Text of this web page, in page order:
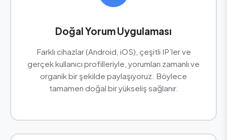
Doğal Yorum Uygulaması
Farklı cihazlar (Android, iOS), çeşitli IP’ler ve
gerçek kullanıcı profilleriyle, yorumları zamanlı ve
organik bir şekilde paylaşıyoruz. Böylece
tamamen doğal bir yükseliş sağlanır.